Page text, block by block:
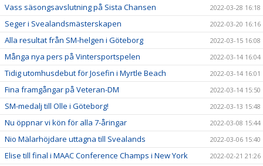
Vass säsongsavslutning på Sista Chansen 2022-03-28 16:18
Seger i Svealandsmästerskapen 2022-03-20 16:16
Alla resultat från SM-helgen i Göteborg 2022-03-15 16:08
Många nya pers på Vintersportspelen 2022-03-14 16:04
Tidig utomhusdebut för Josefin i Myrtle Beach 2022-03-14 16:01
Fina framgångar på Veteran-DM 2022-03-14 15:50
SM-medalj till Olle i Göteborg! 2022-03-13 15:48
Nu öppnar vi kön för alla 7-åringar 2022-03-08 15:44
Nio Mälarhöjdare uttagna till Svealands 2022-03-06 15:40
Elise till final i MAAC Conference Champs i New York 2022-02-21 21:26